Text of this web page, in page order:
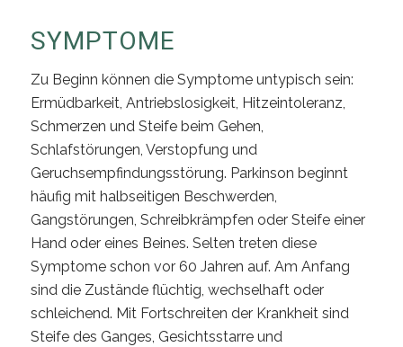
SYMPTOME
Zu Beginn können die Symptome untypisch sein:
Ermüdbarkeit, Antriebslosigkeit, Hitzeintoleranz,
Schmerzen und Steife beim Gehen,
Schlafstörungen, Verstopfung und
Geruchsempfindungsstörung. Parkinson beginnt
häufig mit halbseitigen Beschwerden,
Gangstörungen, Schreibkrämpfen oder Steife einer
Hand oder eines Beines. Selten treten diese
Symptome schon vor 60 Jahren auf. Am Anfang
sind die Zustände flüchtig, wechselhaft oder
schleichend. Mit Fortschreiten der Krankheit sind
Steife des Ganges, Gesichtsstarre und